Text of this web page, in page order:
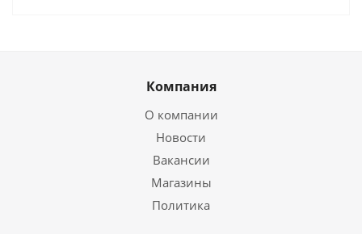
Компания
О компании
Новости
Вакансии
Магазины
Политика